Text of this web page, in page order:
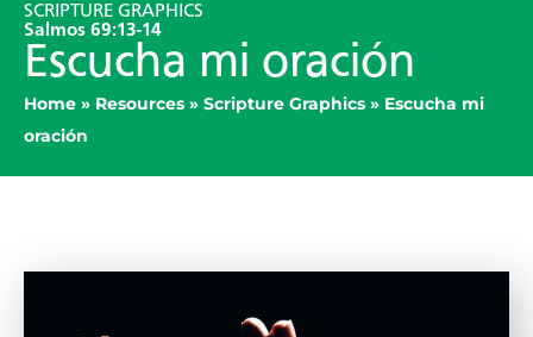
SCRIPTURE GRAPHICS
Salmos 69:13-14
Escucha mi oración
Home » Resources » Scripture Graphics » Escucha mi
oración